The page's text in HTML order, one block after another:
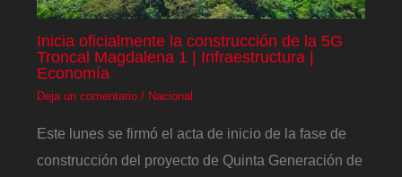
Inicia oficialmente la construcción de la 5G
Troncal Magdalena 1 | Infraestructura |
Economía
Deja un comentario / Nacional
Este lunes se firmó el acta de inicio de la fase de
construcción del proyecto de Quinta Generación de